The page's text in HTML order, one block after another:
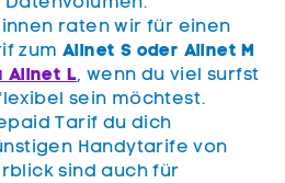
raten wir für einen
zum Allnet S oder Allnet M
Allnet L, wenn du viel surfst
sein möchtest.
Tarif du dich
Handytarife von
sind auch für